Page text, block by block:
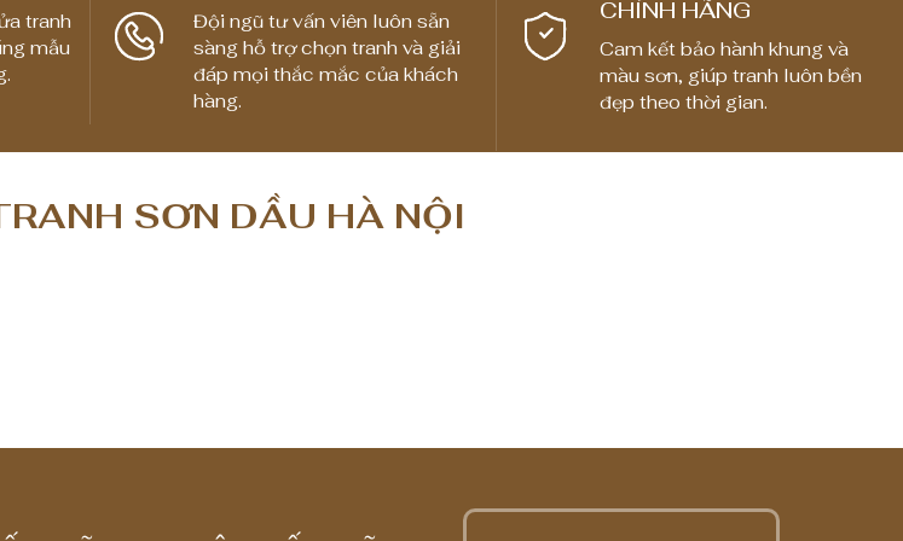
tranh
mẫu
Đội ngũ tư vấn viên luôn sẵn
sàng hỗ trợ chọn tranh và giải
đáp mọi thắc mắc của khách
hàng.
CHÍNH HÃNG
Cam kết bảo hành khung và
màu sơn, giúp tranh luôn bền
đẹp theo thời gian.
SƠN DẦU HÀ NỘI